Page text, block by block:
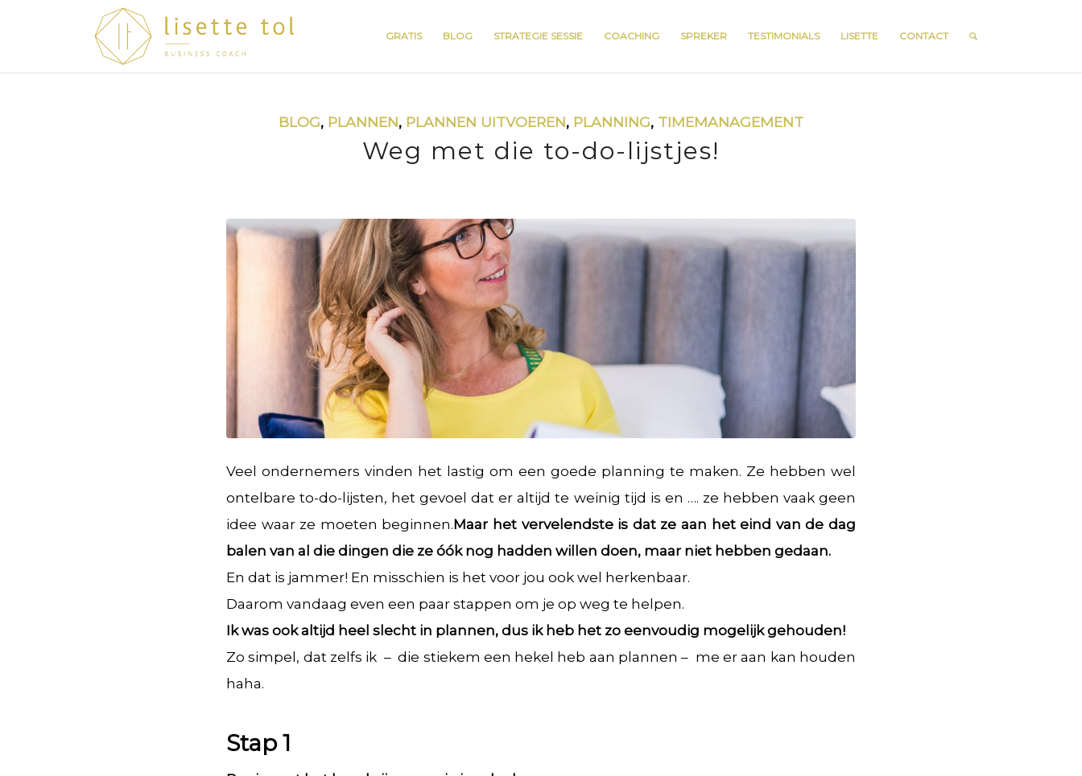
GRATIS BLOG STRATEGIE SESSIE COACHING SPREKER TESTIMONIALS LISETTE CONTACT
BLOG, PLANNEN, PLANNEN UITVOEREN, PLANNING, TIMEMANAGEMENT
Weg met die to-do-lijstjes!
Veel ondernemers vinden het lastig om een goede planning te maken. Ze hebben wel
ontelbare to-do-lijsten, het gevoel dat er altijd te weinig tijd is en …. ze hebben vaak geen
idee waar ze moeten beginnen.Maar het vervelendste is dat ze aan het eind van de dag
balen van al die dingen die ze óók nog hadden willen doen, maar niet hebben gedaan.
En dat is jammer! En misschien is het voor jou ook wel herkenbaar.
Daarom vandaag even een paar stappen om je op weg te helpen.
Ik was ook altijd heel slecht in plannen, dus ik heb het zo eenvoudig mogelijk gehouden!
Zo simpel, dat zelfs ik – die stiekem een hekel heb aan plannen – me er aan kan houden
haha.
Stap 1